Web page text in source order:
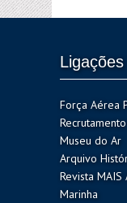
Força Aérea
Museu do Ar
Arquivo
Revista MAIS
Marinha